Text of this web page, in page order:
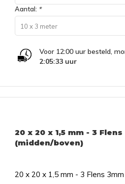
Aantal: *
10 x 3 meter
Voor 12:00 uur besteld,
2:05:33 uur
20 x 20 x 1,5 mm - 3
(midden/boven)
20 x 20 x 1,5 mm - 3 Flens